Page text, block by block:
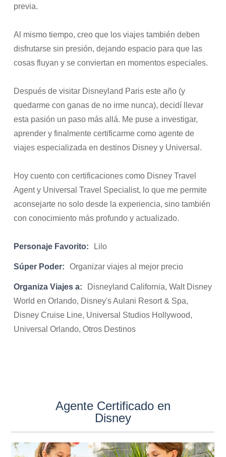
previa.
Al mismo tiempo, creo que los viajes también deben
disfrutarse sin presión, dejando espacio para que las
cosas fluyan y se conviertan en momentos especiales.
Después de visitar Disneyland Paris este año (y
quedarme con ganas de no irme nunca), decidí llevar
esta pasión un paso más allá. Me puse a investigar,
aprender y finalmente certificarme como agente de
viajes especializada en destinos Disney y Universal.
Hoy cuento con certificaciones como Disney Travel
Agent y Universal Travel Specialist, lo que me permite
aconsejarte no solo desde la experiencia, sino también
con conocimiento más profundo y actualizado.
Personaje Favorito: Lilo
Súper Poder: Organizar viajes al mejor precio
Organiza Viajes a:
Disneyland California, Walt Disney
World en Orlando, Disney's Aulani Resort & Spa,
Disney Cruise Line, Universal Studios Hollywood,
Universal Orlando, Otros Destinos